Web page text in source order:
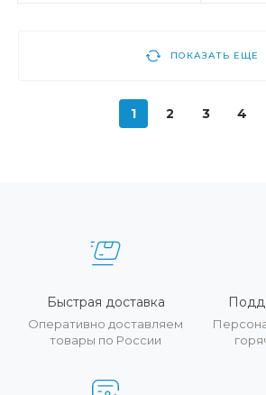
ПОКАЗАТЬ ЕЩЕ
1 2 3 4
Быстрая доставка
Оперативно доставляем
товары по России